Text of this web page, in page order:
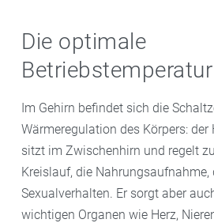
Die optimale
Betriebstemperatur
Im Gehirn befindet sich die
Wärmeregulation des Körpers:
sitzt im Zwischenhirn und regelt
Kreislauf, die Nahrungsaufnahme,
Sexualverhalten. Er sorgt aber
wichtigen Organen wie Herz,